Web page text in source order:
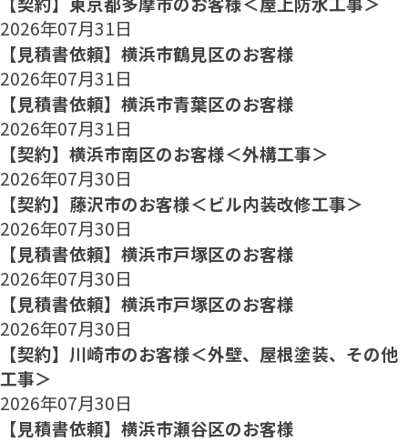
2026年07月31日
【見積書依頼】横浜市鶴見区のお客様
2026年07月31日
【見積書依頼】横浜市青葉区のお客様
2026年07月31日
【契約】横浜市南区のお客様＜外構工事＞
2026年07月30日
【契約】藤沢市のお客様＜ビル内装改修工事＞
2026年07月30日
【見積書依頼】横浜市戸塚区のお客様
2026年07月30日
【見積書依頼】横浜市戸塚区のお客様
2026年07月30日
【契約】川崎市のお客様＜外壁、屋根塗装、その他
工事＞
2026年07月30日
【見積書依頼】横浜市瀬谷区のお客様